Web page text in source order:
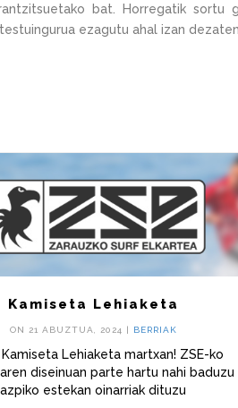
bat. Horregatik sortu
ezagutu ahal izan
Kamiseta Lehiaketa
ON 21 ABUZTUA, 2024 | BERRIAK
Kamiseta Lehiaketa martxan! ZSE-ko
diseinuan parte hartu nahi baduzu
azpiko estekan oinarriak dituzu